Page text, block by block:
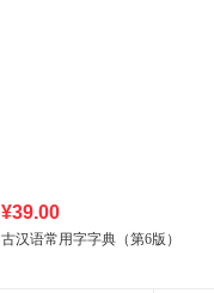
¥39.00
古汉语常用字字典（第6版）